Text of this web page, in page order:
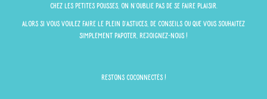
Chez Les Petites Pousses, on n'oublie pas de se faire plaisir.
Alors si vous voulez faire le plein d'astuces, de conseils ou que vous souhaitez
simplement papoter, rejoignez-nous !
Restons Coconnectés !